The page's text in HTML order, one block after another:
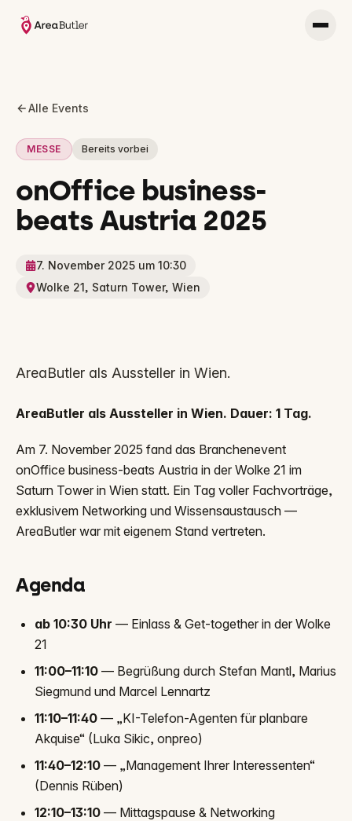
Alle Events
MESSE Bereits vorbei
onOffice business-
beats Austria 2025
7. November 2025 um 10:30
Wolke 21, Saturn Tower, Wien
AreaButler als Aussteller in Wien.
AreaButler als Aussteller in Wien. Dauer: 1 Tag.
Am 7. November 2025 fand das Branchenevent
onOffice business-beats Austria in der Wolke 21 im
Saturn Tower in Wien statt. Ein Tag voller Fachvorträge,
exklusivem Networking und Wissensaustausch —
AreaButler war mit eigenem Stand vertreten.
Agenda
ab 10:30 Uhr — Einlass & Get-together in der Wolke
21
11:00–11:10 — Begrüßung durch Stefan Mantl, Marius
Siegmund und Marcel Lennartz
11:10–11:40 — „KI-Telefon-Agenten für planbare
Akquise“ (Luka Sikic, onpreo)
11:40–12:10 — „Management Ihrer Interessenten“
(Dennis Rüben)
12:10–13:10 — Mittagspause & Networking